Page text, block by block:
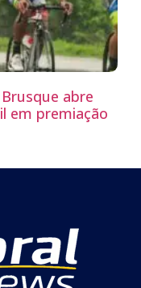
abre
em premiação